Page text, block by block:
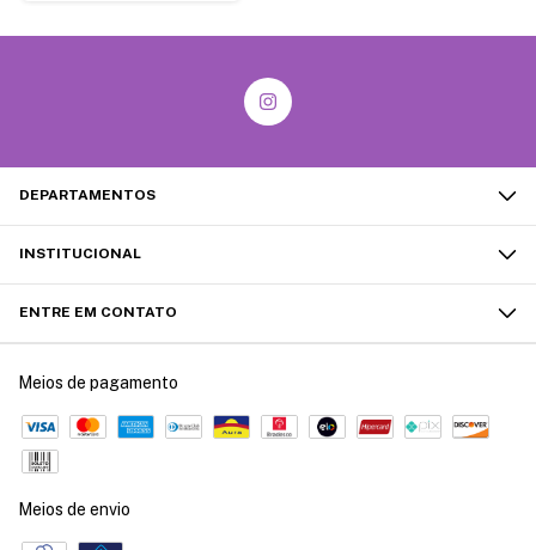
DEPARTAMENTOS
INSTITUCIONAL
ENTRE EM CONTATO
Meios de pagamento
Meios de envio